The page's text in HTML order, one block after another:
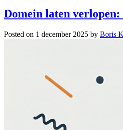
Domein laten
Posted on 1 december 2025 by Boris